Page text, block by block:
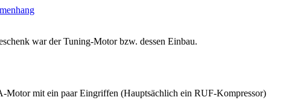
war der Tuning-Motor bzw. dessen Einbau.
Motor mit ein paar Eingriffen (Hauptsächlich ein RUF-Kompressor)